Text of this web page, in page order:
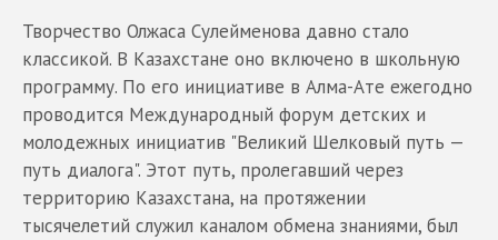
Творчество Олжаса Сулейменова давно стало
классикой. В Казахстане оно включено в школьную
программу. По его инициативе в Алма-Ате ежегодно
проводится Международный форум детских и
молодежных инициатив "Великий Шелковый путь —
путь диалога". Этот путь, пролегавший через
территорию Казахстана, на протяжении
тысячелетий служил каналом обмена знаниями, был